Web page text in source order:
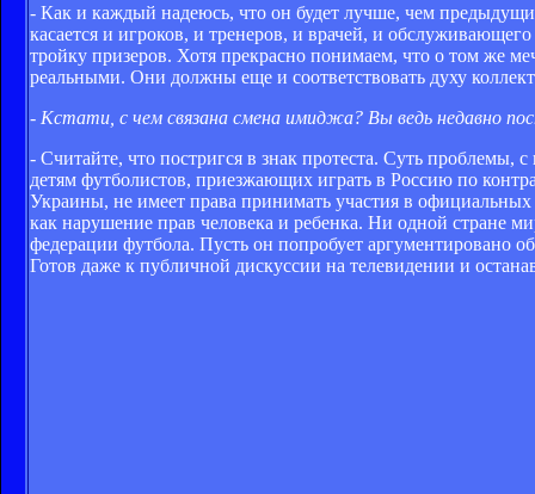
- Как и каждый надеюсь, что он будет лучше, чем
касается и игроков, и тренеров, и врачей, и
тройку призеров. Хотя прекрасно понимаем, что о том же
реальными. Они должны еще и соответствовать духу
- Кстати, с чем связана смена имиджа? Вы ведь недавно
- Считайте, что постригся в знак протеста. Суть проблемы,
детям футболистов, приезжающих играть в Россию по
Украины, не имеет права принимать участия в
как нарушение прав человека и ребенка. Ни одной стране
федерации футбола. Пусть он попробует аргументировано
Готов даже к публичной дискуссии на телевидении и